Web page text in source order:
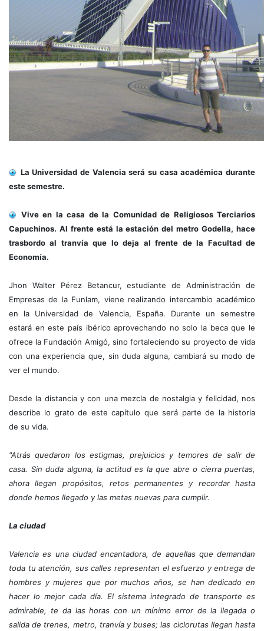
La Universidad de Valencia será su casa académica durante
este semestre.
Vive en la casa de la Comunidad de Religiosos Terciarios
Capuchinos. Al frente está la estación del metro Godella, hace
trasbordo al tranvía que lo deja al frente de la Facultad de
Economía.
Jhon Walter Pérez Betancur, estudiante de Administración de
Empresas de la Funlam, viene realizando intercambio académico
en la Universidad de Valencia, España. Durante un semestre
estará en este país ibérico aprovechando no solo la beca que le
ofrece la Fundación Amigó, sino fortaleciendo su proyecto de vida
con una experiencia que, sin duda alguna, cambiará su modo de
ver el mundo.
Desde la distancia y con una mezcla de nostalgia y felicidad, nos
describe lo grato de este capítulo que será parte de la historia
de su vida.
"Atrás quedaron los estigmas, prejuicios y temores de salir de
casa. Sin duda alguna, la actitud es la que abre o cierra puertas,
ahora llegan propósitos, retos permanentes y recordar hasta
donde hemos llegado y las metas nuevas para cumplir.
La ciudad
Valencia es una ciudad encantadora, de aquellas que demandan
toda tu atención, sus calles representan el esfuerzo y entrega de
hombres y mujeres que por muchos años, se han dedicado en
hacer lo mejor cada día. El sistema integrado de transporte es
admirable, te da las horas con un mínimo error de la llegada o
salida de trenes, metro, tranvía y buses; las ciclorutas llegan hasta